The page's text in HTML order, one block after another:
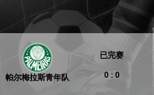
帕尔梅拉斯青年队 0 : 0
已完赛